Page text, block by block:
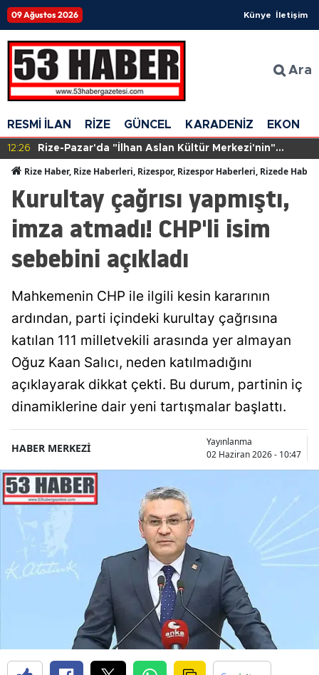
09 Ağustos 2026 Künye İletişim
Ara
RESMİ İLAN RİZE GÜNCEL KARADENİZ
12:26
Rize-Pazar'da "İlhan Aslan Kültür Merkezi'nin"
Rize Haber, Rize Haberleri, Rizespor, Rizespor Haberleri, Rizede
Kurultay çağrısı yapmıştı,
imza atmadı! CHP'li isim
sebebini açıkladı
Mahkemenin CHP ile ilgili kesin kararının
ardından, parti içindeki kurultay çağrısına
katılan 111 milletvekili arasında yer almayan
Oğuz Kaan Salıcı, neden katılmadığını
açıklayarak dikkat çekti. Bu durum, partinin iç
dinamiklerine dair yeni tartışmalar başlattı.
HABER MERKEZİ
Yayınlanma
02 Haziran 2026 - 10:47